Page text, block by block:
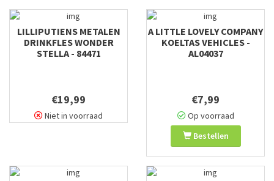
LILLIPUTIENS METALEN
DRINKFLES WONDER
STELLA - 84471
€19,99
Niet in voorraad
A LITTLE LOVELY COMPANY
KOELTAS VEHICLES -
AL04037
€7,99
Op voorraad
Bestellen